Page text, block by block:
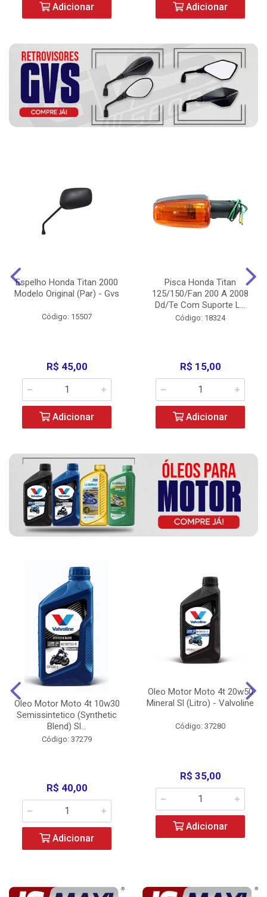
Adicionar Adicionar
Espelho Honda Titan 2000
Modelo Original (Par) - Gvs
Código: 15507
R$ 45,00
Adicionar
Pisca Honda Titan
125/150/Fan 200 A 2008
Dd/Te Com Suporte L...
Código: 18324
R$ 15,00
Adicionar
Oleo Motor Moto 4t 10w30
Semissintetico (Synthetic
Blend) Sl...
Código: 37279
R$ 40,00
Adicionar
Oleo Motor Moto 4t 20w50
Mineral Sl (Litro) - Valvoline
Código: 37280
R$ 35,00
Adicionar